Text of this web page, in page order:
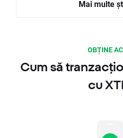
Mai multe
OBȚINE
Cum să
cu